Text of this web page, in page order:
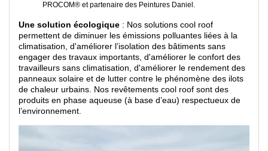
PROCOM® et partenaire des Peintures Daniel.
Une solution écologique : Nos solutions cool roof
permettent de diminuer les émissions polluantes liées à la
climatisation, d'améliorer l’isolation des bâtiments sans
engager des travaux importants, d'améliorer le confort des
travailleurs sans climatisation, d'améliorer le rendement des
panneaux solaire et de lutter contre le phénomène des ilots
de chaleur urbains. Nos revêtements cool roof sont des
produits en phase aqueuse (à base d’eau) respectueux de
l’environnement.